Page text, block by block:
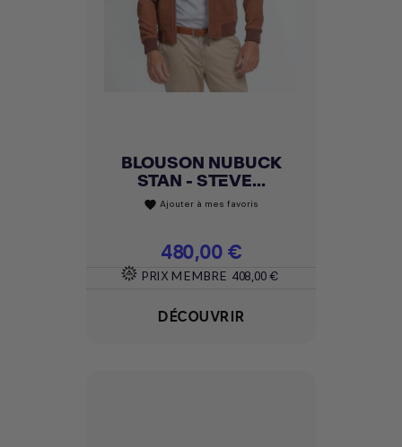
BLOUSON NUBUCK
STAN - STEVE...
favorite Ajouter à mes favoris
Prix
480,00 €
PRIX MEMBRE 408,00 €
DÉCOUVRIR